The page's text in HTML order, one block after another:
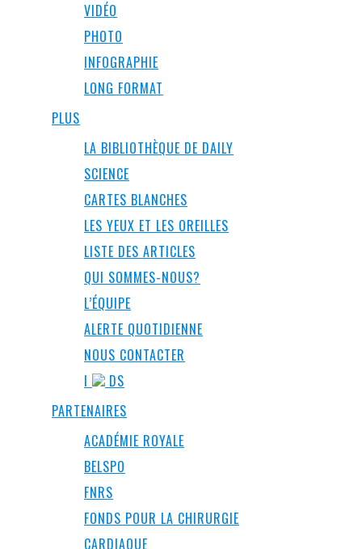
VIDÉO
PHOTO
INFOGRAPHIE
LONG FORMAT
PLUS
LA BIBLIOTHÈQUE DE DAILY
SCIENCE
CARTES BLANCHES
LES YEUX ET LES OREILLES
LISTE DES ARTICLES
QUI SOMMES-NOUS?
L’ÉQUIPE
ALERTE QUOTIDIENNE
NOUS CONTACTER
I
DS
PARTENAIRES
ACADÉMIE ROYALE
BELSPO
FNRS
FONDS POUR LA CHIRURGIE
CARDIAQUE